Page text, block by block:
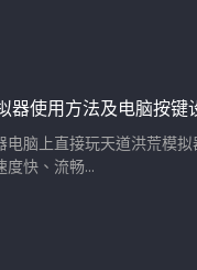
器使用方法及电脑按键
脑上直接玩天道洪荒模
快、流畅...